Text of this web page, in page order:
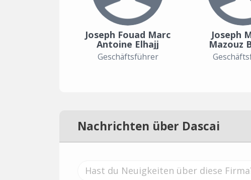
Joseph Fouad Marc
Antoine Elhajj
Geschäftsführer
Joseph
Mazouz
Nachrichten über Dascai